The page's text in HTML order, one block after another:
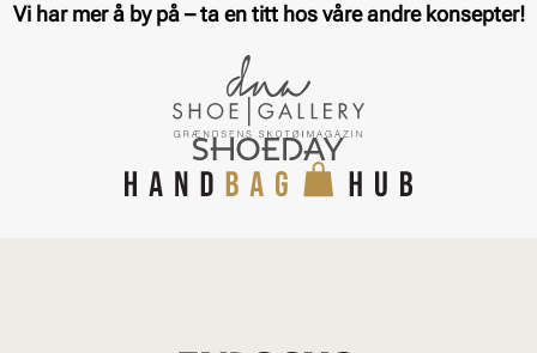
Vi har mer å by på – ta en titt hos våre andre konsepter!